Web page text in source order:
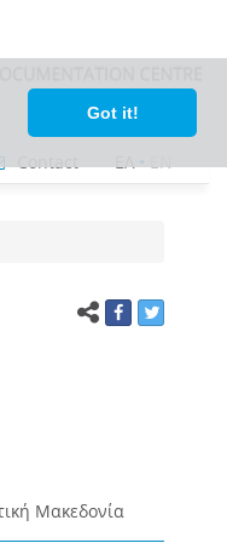
Got it!
Contact ΕΛ•ΕΝ
Μακεδονία